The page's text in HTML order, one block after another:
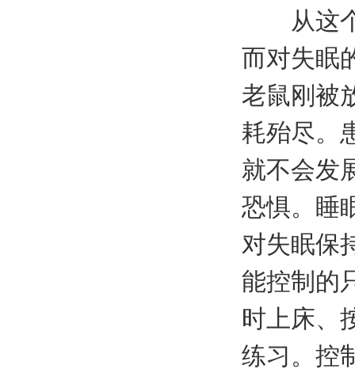
从这个
而对失眠
老鼠刚被
耗殆尽。
就不会发
恐惧。睡
对失眠保
能控制的
时上床、
练习。控